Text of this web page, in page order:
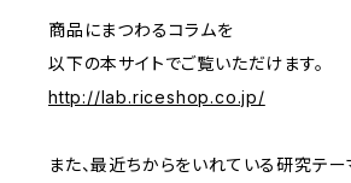
プチプライス 500円以下の商品
商品にまつわるコラムを
以下の本サイトでご覧いただけます。
http://lab.riceshop.co.jp/
また、最近ちからをいれている研究テー